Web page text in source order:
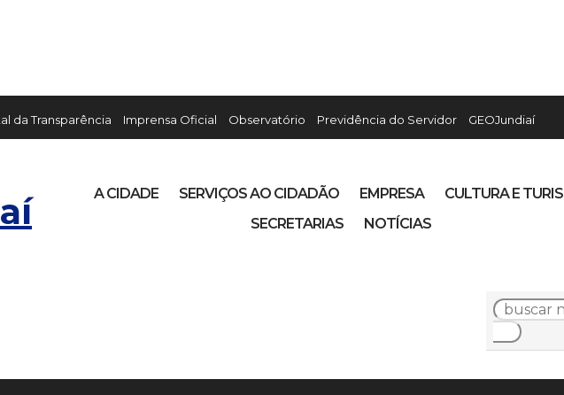
da Transparência Imprensa Oficial Observatório Previdência do Servidor GEOJundiaí
A CIDADE SERVIÇOS AO CIDADÃO EMPRESA
CULTURA E
SECRETARIAS
NOTÍCIAS